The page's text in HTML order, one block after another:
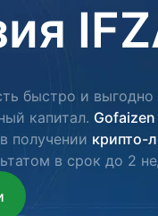
быстро и выгодно
капитал. Gofaizen
получении крипто-
в срок до 2